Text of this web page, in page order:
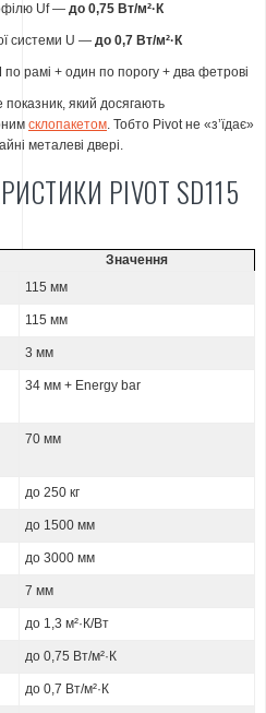
Uf — до 0,75 Вт/м²·К
системи U — до 0,7 Вт/м²·К
рамі + один по порогу + два фетрові
який досягають
склопакетом. Тобто Pivot не «з’їдає»
металеві двері.
PIVOT SD115
Значення
115 мм
115 мм
3 мм
34 мм + Energy bar
70 мм
до 250 кг
до 1500 мм
до 3000 мм
7 мм
до 1,3 м²·К/Вт
до 0,75 Вт/м²·К
до 0,7 Вт/м²·К